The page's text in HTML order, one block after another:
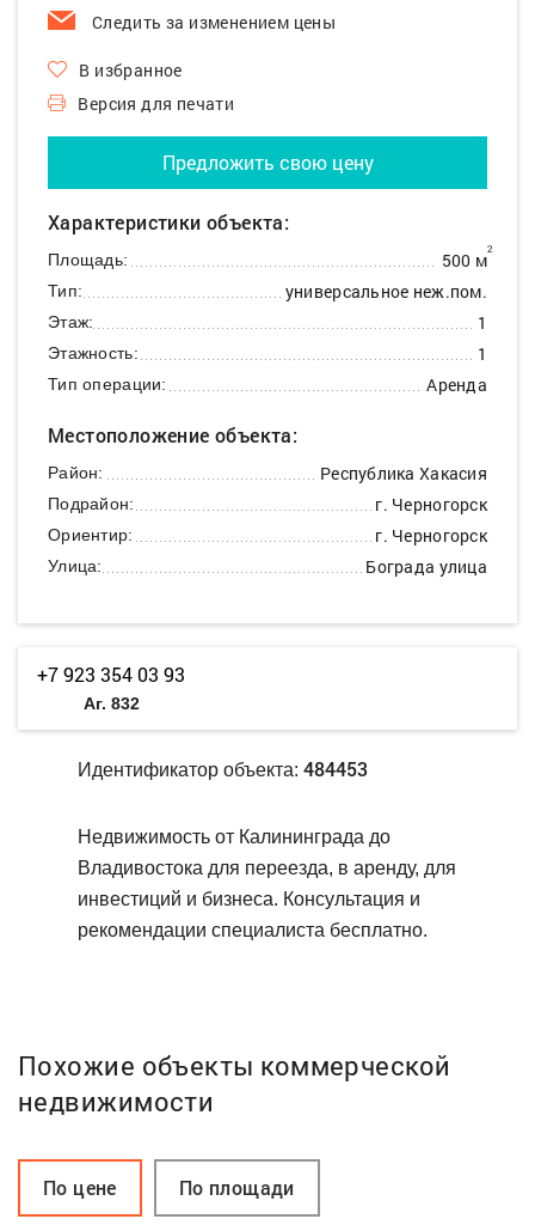
Следить за изменением цены
В избранное
Версия для печати
Предложить свою цену
Характеристики объекта:
Площадь: 500 м2
Тип: универсальное неж.пом.
Этаж: 1
Этажность: 1
Тип операции: Аренда
Местоположение объекта:
Район: Республика Хакасия
Подрайон: г. Черногорск
Ориентир: г. Черногорск
Улица: Бограда улица
+7 923 354 03 93
Аг. 832
Идентификатор объекта: 484453
Недвижимость от Калининграда до
Владивостока для переезда, в аренду, для
инвестиций и бизнеса. Консультация и
рекомендации специалиста бесплатно.
Похожие объекты коммерческой
недвижимости
По цене По площади